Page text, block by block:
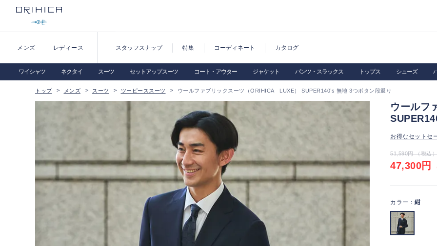
メンズ レディース スタッフスナップ 特集 コーディネート カタログ
ワイシャツ ネクタイ スーツ セットアップスーツ コート・アウター ジャケット パンツ・スラックス トップス シューズ
トップ メンズ スーツ ツーピーススーツ ウールファブリックスーツ（ORIHICA LUXE） SUPER140’s 無地 3つボタン段返り
ウールフ
お得なセットセ
51,590円 （税込）
47,300円
カラー： 紺